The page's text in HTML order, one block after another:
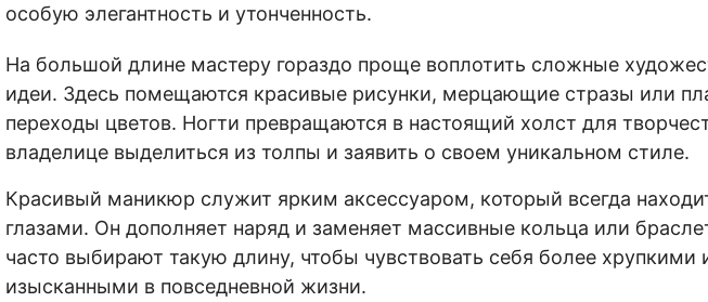
особую элегантность и утонченность.
На большой длине мастеру гораздо проще воплотить сложные
идеи. Здесь помещаются красивые рисунки, мерцающие стразы или
переходы цветов. Ногти превращаются в настоящий холст для
владелице выделиться из толпы и заявить о своем уникальном стиле.
Красивый маникюр служит ярким аксессуаром, который всегда
глазами. Он дополняет наряд и заменяет массивные кольца или
часто выбирают такую длину, чтобы чувствовать себя более хрупкими
изысканными в повседневной жизни.